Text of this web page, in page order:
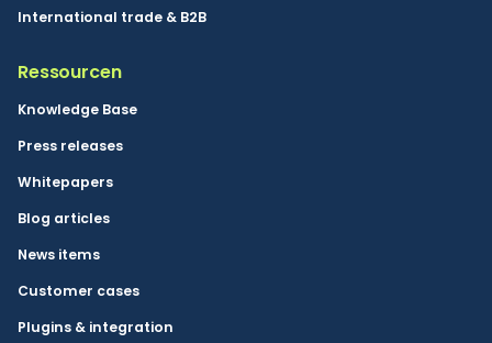
International trade & B2B
Ressourcen
Knowledge Base
Press releases
Whitepapers
Blog articles
News items
Customer cases
Plugins & integration